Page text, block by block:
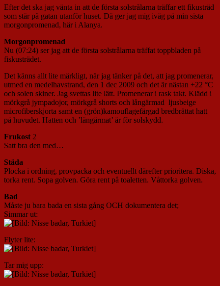
Efter det ska jag vänta in att de första solstrålarna träffar ett fikusträd
som står på gatan utanför huset. Då ger jag mig iväg på min sista
morgonpromenad, här i Alanya.
Morgonpromenad
Nu (07:24) ser jag att de första solstrålarna träffat toppbladen på
fiskusträdet.
Det känns allt lite märkligt, när jag tänker på det, att jag promenerar,
utmed en medelhavstrand, den 1 dec 2009 och det är nästan +22 °C
och solen skiner. Jag svettas lite lätt. Promenerar i rask takt. Klädd i
mörkgrå jympadojor, mörkgrå shorts och långärmad ljusbeige
microfiberskjorta samt en (grön)kamouflagefärgad bredbrättat hatt
på huvudet. Hatten och ’långärmat’ är för solskydd.
Frukost 2
Satt bra den med…
Städa
Plocka i ordning, provpacka och eventuellt därefter prioritera. Diska,
torka rent. Sopa golven. Göra rent på toaletten. Våttorka golven.
Bad
Måste ju bara bada en sista gång OCH dokumentera det;
Simmar ut:
Flyter lite:
Tar mig upp: